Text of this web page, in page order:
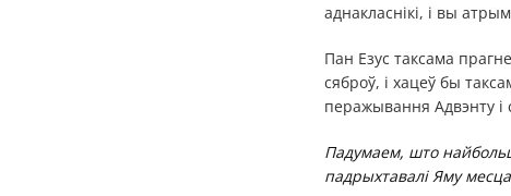
аднакласнікі, і вы
Пан Езус таксама
сяброў, і хацеў бы
перажывання Адвэнту і
Падумаем, што
падрыхтавалі Яму